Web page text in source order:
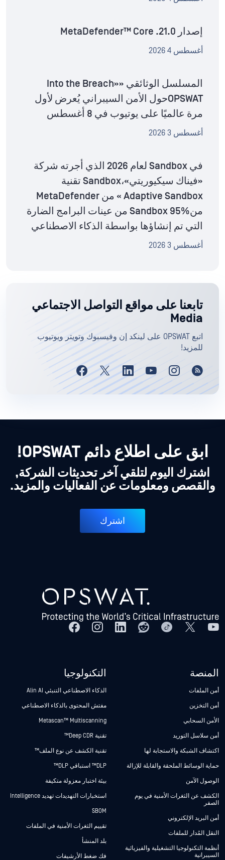
إصدار MetaDefender™ Core .21.0
أغسطس 4 2026
المسلسل الوثائقي «Into the Breach»
OPSWATحول الأمن السيبراني يُعرض لأول
مرة عالميًا على يوتيوب في 8 أغسطس
أغسطس 3 2026
في Sandbox لعام 2026 الذي أجرته شركة
«فيناك سيكيوريتي»،Sandbox تقنية
Adaptive Sandbox » من MetaDefender
منSandbox 95% من عينات البرامج الضارة
التي تم إنشاؤها بواسطة الذكاء الاصطناعي
أغسطس 3 2026
تابعنا على مواقع التواصل الاجتماعي
Media
اتبع OPSWAT على لينكد إن وفيسبوك وتويتر ويوتيوب
للمزيد!
ابق على اطلاع دائم OPSWAT!
اشترك اليوم لتلقي آخر تحديثات الشركة,
والقصص ومعلومات عن الفعاليات والمزيد.
اشترك
المنصة
أمن الملفات
أمن التخزين
الأمن السحابي
أمن سلاسل التوريد
اكتشاف الشبكة والاستجابة لها
حماية الوسائط الملحقة والقابلة للإزالة
الوصول الآمن
الكشف عن الثغرات الأمنية في يوم
الصفر
أمن البريد الإلكتروني
النقل المُدار للملفات
أنظمة التكنولوجيا التشغيلية والفيزيائية
السيبرانية
التكنولوجيا
الذكاء الاصطناعي التنبئي Alin AI
مفتش المحتوى بالذكاء الاصطناعي
Metascan™ Multiscanning
تقنية Deep CDR™
تقنية الكشف عن نوع الملف™
DLP™ استباقي DLP™
بيئة اختبار معزولة متكيفة
استخبارات التهديدات تهديد Intelligence
SBOM
تقييم الثغرات الأمنية في الملفات
بلد المنشأ
فك ضغط الأرشيفات